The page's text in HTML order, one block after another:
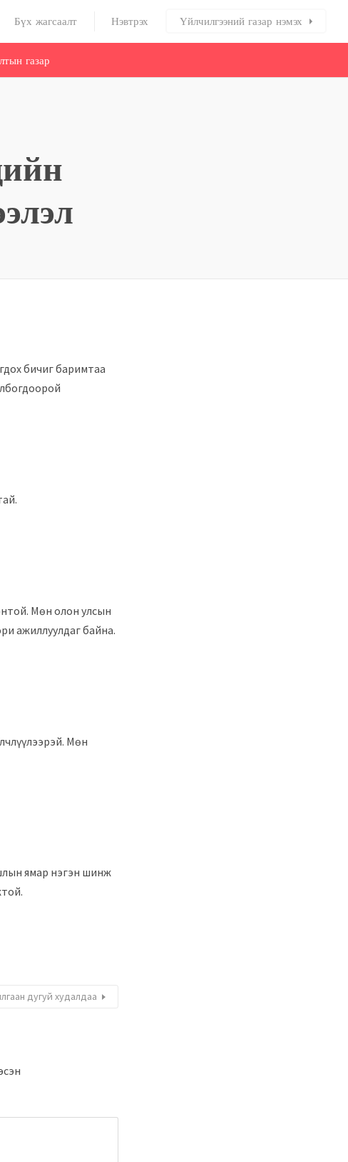
Бүх жагсаалт Нэвтрэх Үйлчилгээний газар нэмэх
газар
бичиг баримтаа
Мөн олон улсын
ажиллуулдаг байна.
Мөн
ямар нэгэн шинж
дугуй худалдаа